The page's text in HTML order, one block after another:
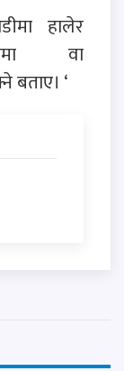
हालेर
वा
बताए। ‘